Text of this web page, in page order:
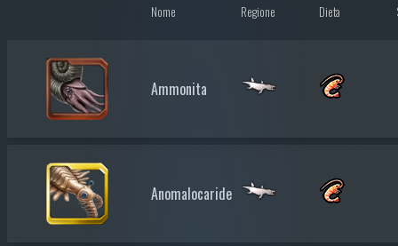
Nome Regione Dieta
Ammonita
Anomalocaride